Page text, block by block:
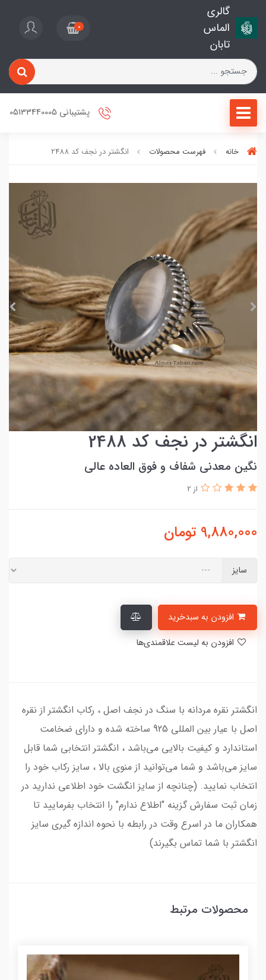
گالری
الماس
تابان
0
پشتیبانی 05133440005
خانه فهرست محصولات انگشتر در نجف کد 2488
انگشتر در نجف کد 2488
نگین معدنی شفاف و فوق العاده عالی
از 2
9,880,000 تومان
سایز
انگشتر نقره مردانه با سنگ در نجف اصل ، رکاب انگشتر از نقره
اصل با عیار بین المللی 925 ساخته شده و دارای ضخامت
استاندارد و کیفیت بالایی می‌باشد ، انگشتر انتخابی شما قابل
سایز می‌باشد و شما می‌توانید از منوی بالا ، سایز رکاب خود را
انتخاب نمایید. (چنانچه از سایز انگشت خود اطلاعی ندارید در
زمان ثبت سفارش گزینه "اطلاع ندارم" را انتخاب بفرمایید تا
همکاران ما در اسرع وقت در رابطه با نحوه اندازه گیری سایز
انگشتر با شما تماس بگیرند)
محصولات مرتبط